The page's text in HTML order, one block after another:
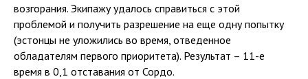
возгорания. Экипажу удалось справиться с этой
проблемой и получить разрешение на еще одну попытку
(эстонцы не уложились во время, отведенное
обладателям первого приоритета). Результат – 11-е
время в 0,1 отставания от Сордо.